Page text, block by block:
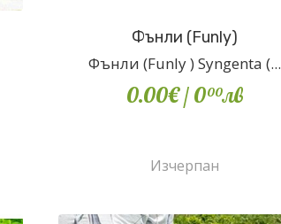
Фънли (Funly)
Фънли (Funly ) Syngenta (...
0.00€/ 000лв
Изчерпан